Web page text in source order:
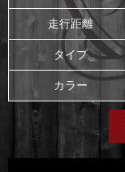
走行距離
タイプ
カラー